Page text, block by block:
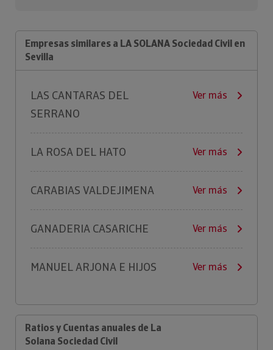
Empresas similares a LA SOLANA Sociedad Civil en
Sevilla
LAS CANTARAS DEL
SERRANO
Ver más
LA ROSA DEL HATO Ver más
CARABIAS VALDEJIMENA Ver más
GANADERIA CASARICHE Ver más
MANUEL ARJONA E HIJOS Ver más
Ratios y Cuentas anuales de La
Solana Sociedad Civil